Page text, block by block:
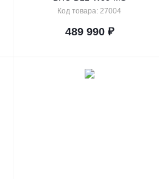
Код товара: 27004
489 990₽